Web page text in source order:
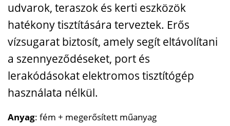
udvarok, teraszok és kerti eszközök
hatékony tisztítására terveztek. Erős
vízsugarat biztosít, amely segít eltávolítani
a szennyeződéseket, port és
lerakódásokat elektromos tisztítógép
használata nélkül.
Anyag: fém + megerősített műanyag